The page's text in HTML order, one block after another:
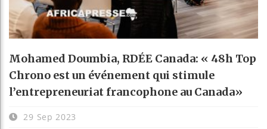
Mohamed Doumbia, RDÉE Canada: « 48h Top
Chrono est un événement qui stimule
l’entrepreneuriat francophone au Canada»
29 Sep 2023